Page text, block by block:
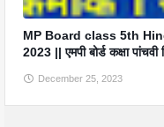
MP Board class 5th
2023 || एमपी बोर्ड कक्षा पांचवी
December 25, 2023